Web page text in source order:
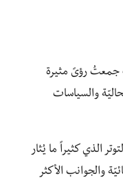
جمعتُ رؤىً مثيرة
والسياسات
الذي كثيراً ما يُثار
والجوانب الأكثر